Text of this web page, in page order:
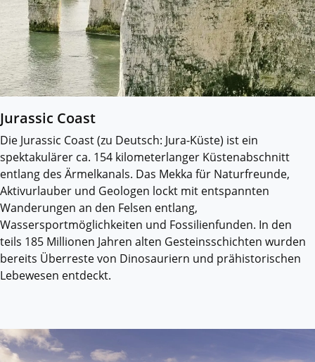
Jurassic Coast
Die Jurassic Coast (zu Deutsch: Jura-Küste) ist ein
spektakulärer ca. 154 kilometerlanger Küstenabschnitt
entlang des Ärmelkanals. Das Mekka für Naturfreunde,
Aktivurlauber und Geologen lockt mit entspannten
Wanderungen an den Felsen entlang,
Wassersportmöglichkeiten und Fossilienfunden. In den
teils 185 Millionen Jahren alten Gesteinsschichten wurden
bereits Überreste von Dinosauriern und prähistorischen
Lebewesen entdeckt.